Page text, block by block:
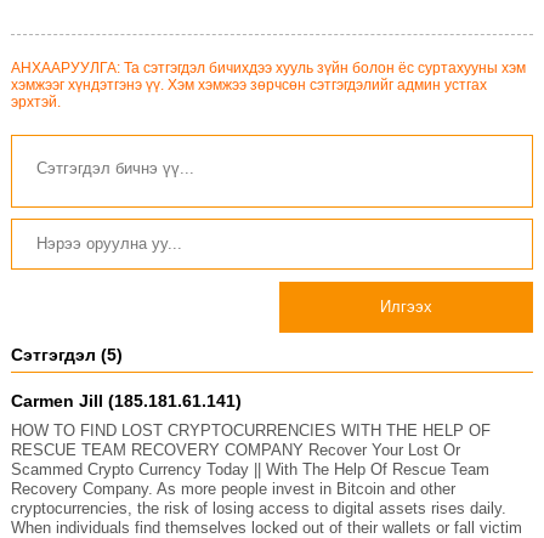
АНХААРУУЛГА: Та сэтгэгдэл бичихдээ хууль зүйн болон ёс суртахууны хэм
хэмжээг хүндэтгэнэ үү. Хэм хэмжээ зөрчсөн сэтгэгдэлийг админ устгах
эрхтэй.
Илгээх
Сэтгэгдэл (5)
Carmen Jill (185.181.61.141)
HOW TO FIND LOST CRYPTOCURRENCIES WITH THE HELP OF
RESCUE TEAM RECOVERY COMPANY Recover Your Lost Or
Scammed Crypto Currency Today || With The Help Of Rescue Team
Recovery Company. As more people invest in Bitcoin and other
cryptocurrencies, the risk of losing access to digital assets rises daily.
When individuals find themselves locked out of their wallets or fall victim